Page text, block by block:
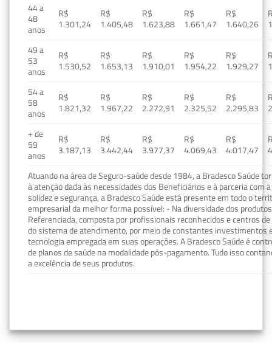
44 a
48
anos
R$
1.301,24
R$
1.405,48
R$
1.623,88
R$
1.661,47
R$
1.640,26
49 a
53
anos
R$
1.530,52
R$
1.653,13
R$
1.910,01
R$
1.954,22
R$
1.929,27
54 a
58
anos
R$
1.821,32
R$
1.967,22
R$
2.272,91
R$
2.325,52
R$
2.295,83
+ de
59
anos
R$
3.187,13
R$
3.442,44
R$
3.977,37
R$
4.069,43
R$
4.017,47
Atuando na área de Seguro-saúde desde 1984, a Bradesco Saúde
à atenção dada às necessidades dos Beneficiários e à parceria com
solidez e segurança, a Bradesco Saúde está presente em todo o
empresarial da melhor forma possível: - Na diversidade dos
Referenciada, composta por profissionais reconhecidos e centros
do sistema de atendimento, por meio de constantes investimentos
tecnologia empregada em suas operações. A Bradesco Saúde é
de planos de saúde na modalidade pós-pagamento. Tudo isso
a excelência de seus produtos.